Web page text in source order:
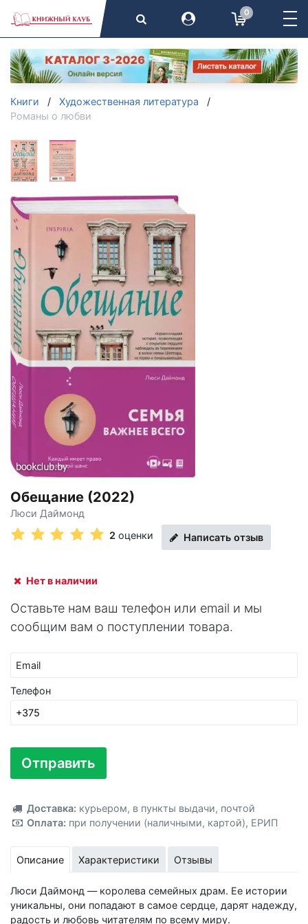
0
Книги
Художественная литература
Романы о любви
Обещание (2022)
Люси Даймонд
2оценки Написать отзыв
Нет в наличии
Оставьте нам ваш телефон или email и мы
сообщим вам о поступлении товара.
Email
Телефон
Отправить
Доставка: курьером, в пункты выдачи, почтой
Оплата: при получении (наличными, картой), ЕРИП
Описание Характеристики Отзывы
Люси Даймонд — королева семейных драм. Ее истории
уникальны, они попадают в самое сердце, дарят надежду,
радость и любовь читателям по всему миру.